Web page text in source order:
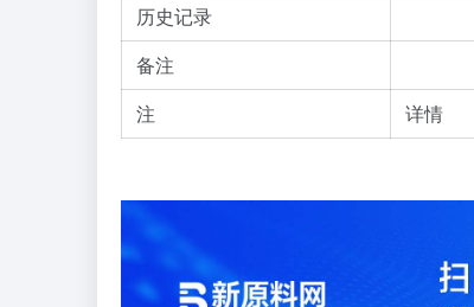
历史记录
备注
注
详情